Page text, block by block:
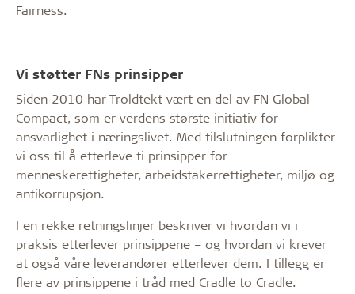
Fairness.
Vi støtter FNs prinsipper
Siden 2010 har Troldtekt vært en del av FN Global
Compact, som er verdens største initiativ for
ansvarlighet i næringslivet. Med tilslutningen forplikter
vi oss til å etterleve ti prinsipper for
menneskerettigheter, arbeidstakerrettigheter, miljø og
antikorrupsjon.
I en rekke retningslinjer beskriver vi hvordan vi i
praksis etterlever prinsippene – og hvordan vi krever
at også våre leverandører etterlever dem. I tillegg er
flere av prinsippene i tråd med Cradle to Cradle.